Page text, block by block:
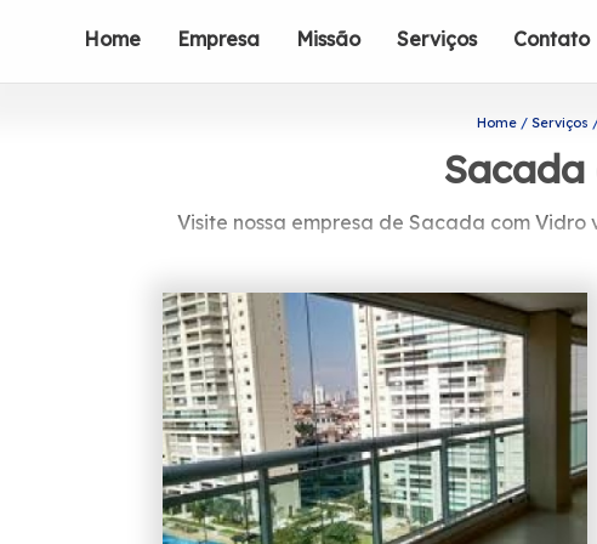
Home Empresa Missão Serviços Contato
Home Serviços
Visite nossa empresa de Sacada com
Caso esteja precisando de Sacada
envidraçamento de sacadas, entre outras
profissionais da Protavi Vidros.